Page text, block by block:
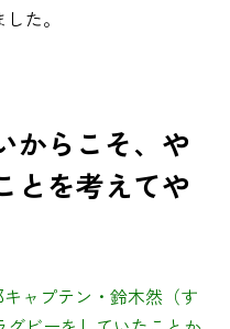
た。
からこそ、や
とを考えてや
ャプテン・鈴木然（す